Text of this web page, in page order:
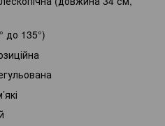
до 135°)